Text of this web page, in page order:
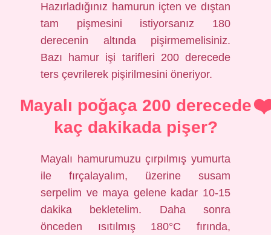
Hazırladığınız hamurun içten ve dıştan
tam pişmesini istiyorsanız 180
derecenin altında pişirmemelisiniz.
Bazı hamur işi tarifleri 200 derecede
ters çevrilerek pişirilmesini öneriyor.
Mayalı poğaça 200 derecede
kaç dakikada pişer?
Mayalı hamurumuzu çırpılmış yumurta
ile fırçalayalım, üzerine susam
serpelim ve maya gelene kadar 10-15
dakika bekletelim. Daha sonra
önceden ısıtılmış 180°C fırında,